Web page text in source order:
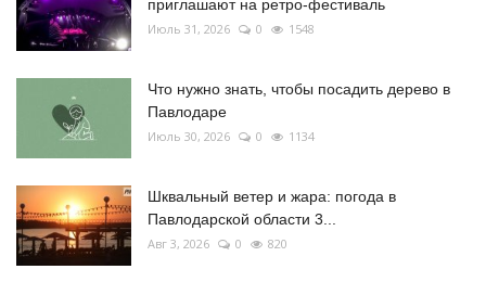
приглашают на ретро-фестиваль
Июль 31, 2026 0 1548
Что нужно знать, чтобы посадить дерево в
Павлодаре
Июль 30, 2026 0 1134
Шквальный ветер и жара: погода в
Павлодарской области 3...
Авг 3, 2026 0 820